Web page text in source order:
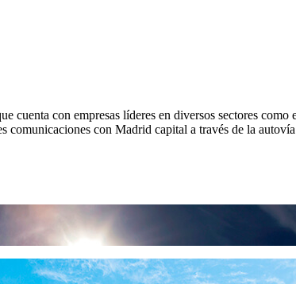
cuenta con empresas líderes en diversos sectores
con Madrid capital a través de la